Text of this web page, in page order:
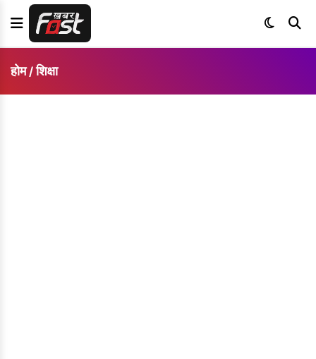
होम/ शिक्षा